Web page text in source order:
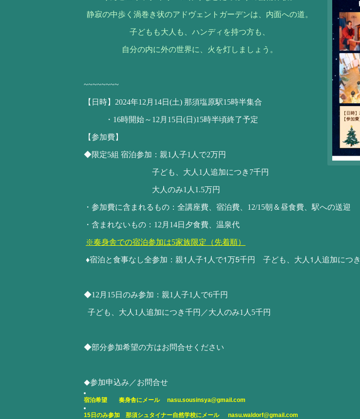
静寂の中歩く渦巻き状のアドヴェントガーデンは、内面への道。
子どもも大人も、ハンディを持つ方も、
自分の内に外の世界に、火を灯しましょう。
~~~~~~~~
【日時】2024年12月14日(土) 那須塩原駅15時半集合
・16時開始～12月15日(日)15時半頃終了予定
【参加費】
◆限定5組 宿泊参加：親1人子1人で2万円
子ども、大人1人追加につき7千円
大人のみ1人1.5万円
・参加費に含まれるもの：全講座費、宿泊費、12/15朝＆昼食費、駅への送迎
・含まれないもの：12月14日夕食費、温泉代
※奏身舎での宿泊参加は5家族限定（先着順）
♦宿泊と食事なし全参加：親1 人子1 人で1万5千円 子ども、大人 1 人追加につき
◆12月15日のみ参加：親1人子1人で6千円
子ども、大人1人追加につき千円／大人のみ1人5千円
◆部分参加希望の方はお問合せください
◆参加申込み／お問合せ
宿泊希望 奏身舎にメール nasu.sousinsya@gmail.com
15日のみ参加 那須シュタイナー自然学校にメール nasu.waldorf@gmail.com